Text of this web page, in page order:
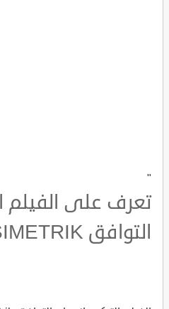
"
تعرف على الفيلم
التوافق ASIMETRIK